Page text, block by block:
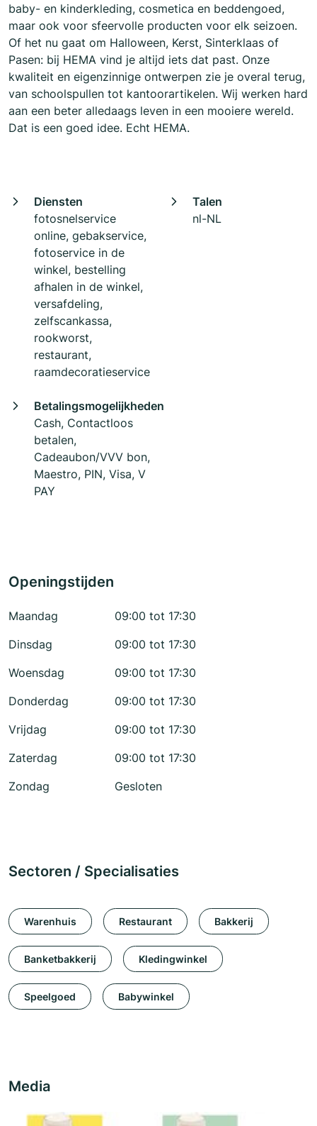
baby- en kinderkleding, cosmetica en beddengoed,
maar ook voor sfeervolle producten voor elk seizoen.
Of het nu gaat om Halloween, Kerst, Sinterklaas of
Pasen: bij HEMA vind je altijd iets dat past. Onze
kwaliteit en eigenzinnige ontwerpen zie je overal terug,
van schoolspullen tot kantoorartikelen. Wij werken hard
aan een beter alledaags leven in een mooiere wereld.
Dat is een goed idee. Echt HEMA.
Diensten
fotosnelservice
online, gebakservice,
fotoservice in de
winkel, bestelling
afhalen in de winkel,
versafdeling,
zelfscankassa,
rookworst,
restaurant,
raamdecoratieservice
Talen
nl-NL
Betalingsmogelijkheden
Cash, Contactloos
betalen,
Cadeaubon/VVV bon,
Maestro, PIN, Visa, V
PAY
Openingstijden
Maandag
09:00 tot 17:30
Dinsdag
09:00 tot 17:30
Woensdag
09:00 tot 17:30
Donderdag
09:00 tot 17:30
Vrijdag
09:00 tot 17:30
Zaterdag
09:00 tot 17:30
Zondag
Gesloten
Sectoren / Specialisaties
Warenhuis Restaurant Bakkerij
Banketbakkerij Kledingwinkel
Speelgoed Babywinkel
Media